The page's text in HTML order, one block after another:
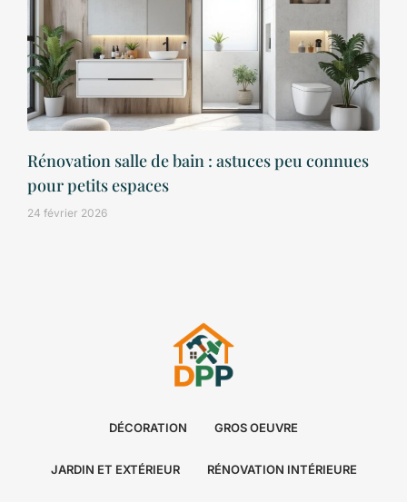
Rénovation salle de bain : astuces peu connues
pour petits espaces
24 février 2026
DÉCORATION GROS OEUVRE
JARDIN ET EXTÉRIEUR RÉNOVATION INTÉRIEURE